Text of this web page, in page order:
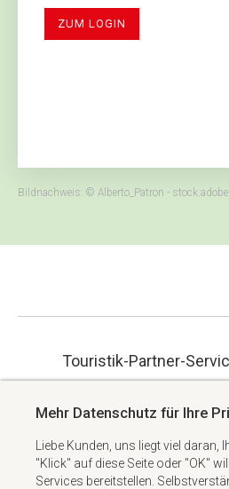
ZUM LOGIN
Bildnachweis: © Alberto_Patron -
Touristik-Partner-
+49 6074 6982738
Mehr Datenschutz für Ihre
Liebe Kunden, uns liegt viel
"Klick" auf diese Seite oder "OK"
Services bereitstellen.